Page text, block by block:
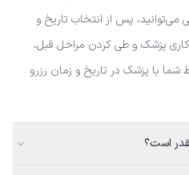
می‌توانید، پس از انتخاب تاریخ و
پزشک و طی کردن مراحل قبل،
شما با پزشک در تاریخ و زمان رزرو
است؟